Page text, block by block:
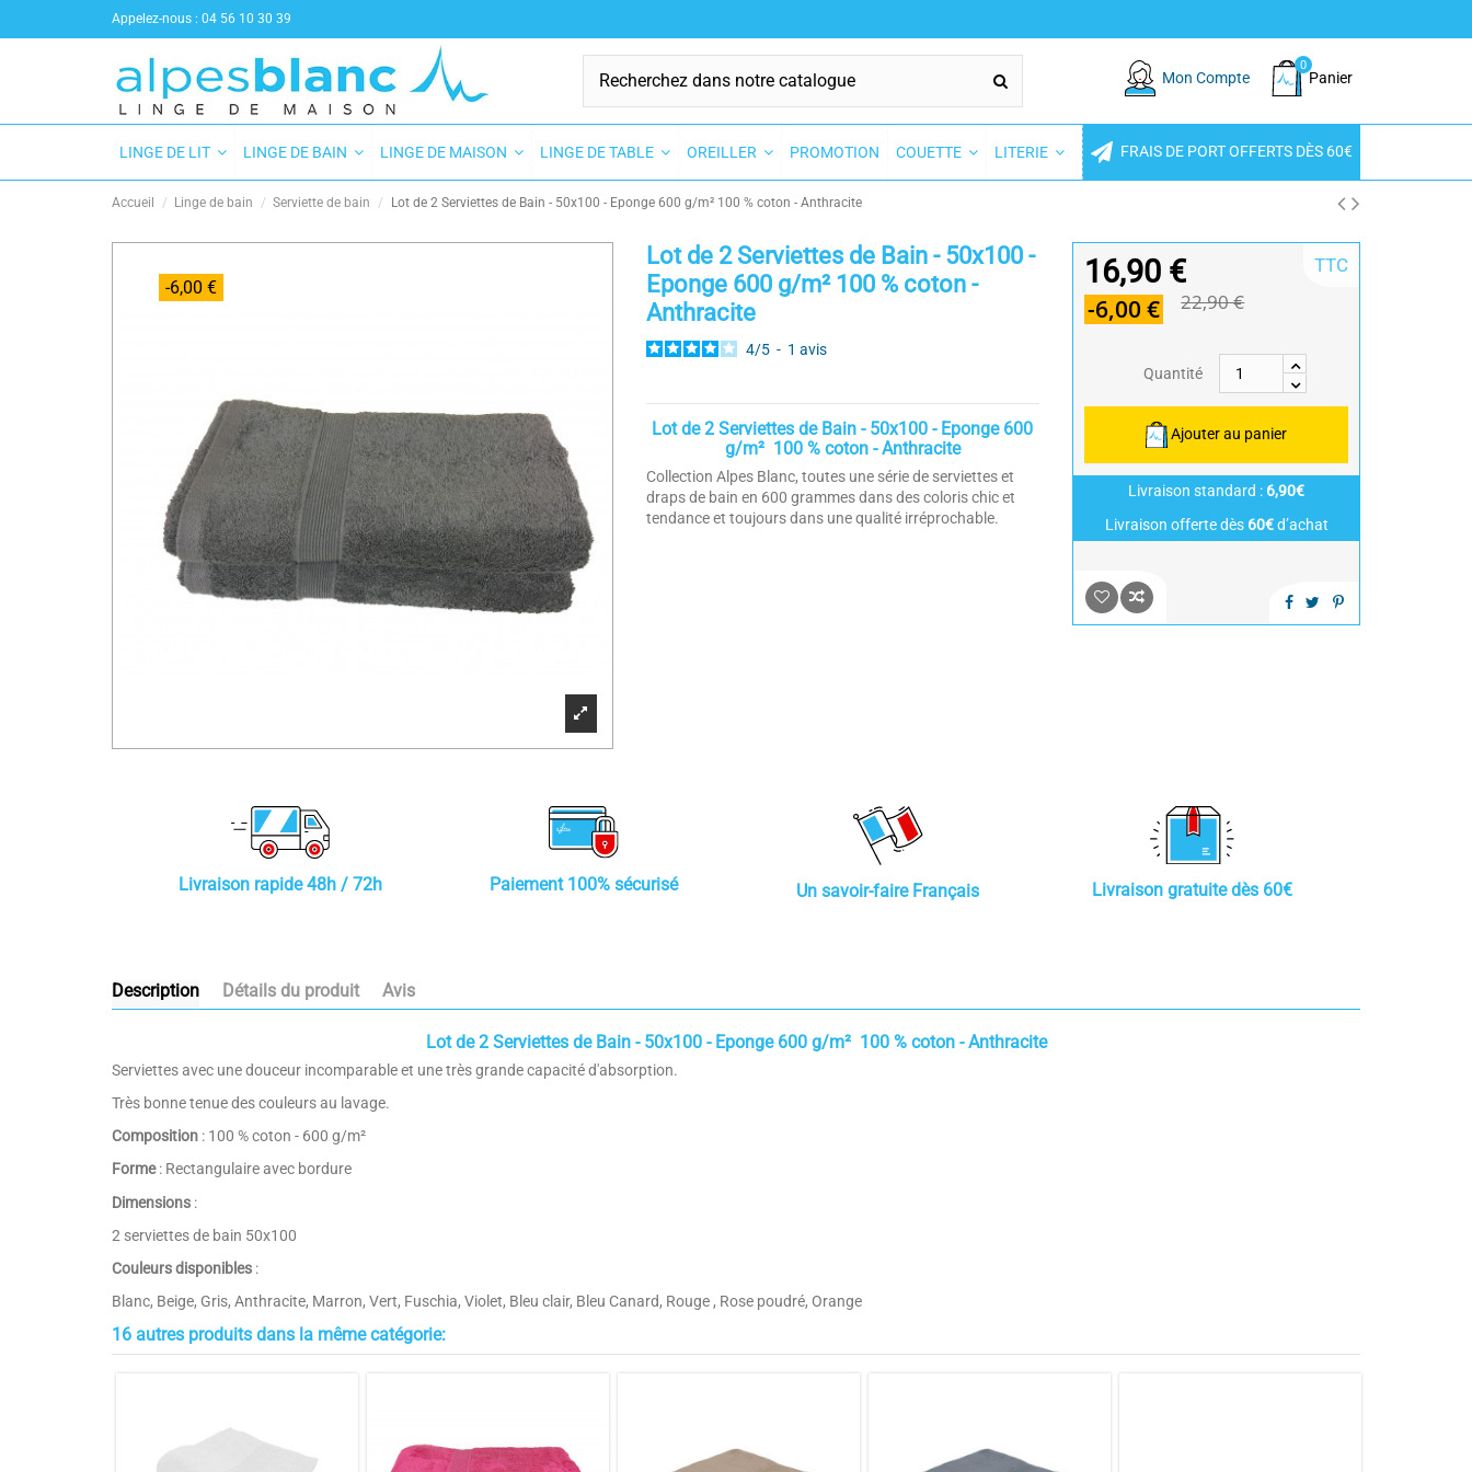
Appelez-nous : 04 56 10 30 39
Mon Compte
0
Panier
LINGE DE LIT LINGE DE BAIN LINGE DE MAISON LINGE DE TABLE OREILLER PROMOTION COUETTE LITERIE FRAIS DE PORT OFFERTS DÈS 60€
Accueil Linge de bain Serviette de bain Lot de 2 Serviettes de Bain - 50x100 - Eponge 600 g/m² 100 % coton - Anthracite
-6,00 €
Lot de 2 Serviettes de Bain - 50x100 -
Eponge 600 g/m² 100 % coton -
Anthracite
4/5 - 1 avis
Lot de 2 Serviettes de Bain - 50x100 - Eponge 600
g/m² 100 % coton - Anthracite
Collection Alpes Blanc, toutes une série de serviettes et
draps de bain en 600 grammes dans des coloris chic et
tendance et toujours dans une qualité irréprochable.
16,90 €
-6,00 € 22,90 €
TTC
Quantité
Ajouter au panier
Livraison standard : 6,90€
Livraison offerte dès 60€d’achat
Livraison rapide 48h / 72h Paiement 100% sécurisé Un savoir-faire Français Livraison gratuite dès 60€
Description Détails du produit Avis
Lot de 2 Serviettes de Bain - 50x100 - Eponge 600 g/m² 100 % coton - Anthracite
Serviettes avec une douceur incomparable et une très grande capacité d'absorption.
Très bonne tenue des couleurs au lavage.
Composition : 100 % coton - 600 g/m²
Forme: Rectangulaire avec bordure
Dimensions :
2 serviettes de bain 50x100
Couleurs disponibles :
Blanc, Beige, Gris, Anthracite, Marron, Vert, Fuschia, Violet, Bleu clair, Bleu Canard, Rouge , Rose poudré, Orange
Couleurs Anthracite
4
16 autres produits dans la même catégorie: